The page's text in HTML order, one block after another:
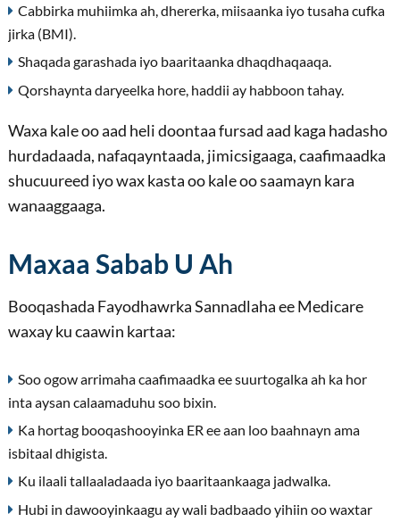
Cabbirka muhiimka ah, dhererka, miisaanka iyo tusaha cufka
jirka (BMI).
Shaqada garashada iyo baaritaanka dhaqdhaqaaqa.
Qorshaynta daryeelka hore, haddii ay habboon tahay.
Waxa kale oo aad heli doontaa fursad aad kaga hadasho
hurdadaada, nafaqayntaada, jimicsigaaga, caafimaadka
shucuureed iyo wax kasta oo kale oo saamayn kara
wanaaggaaga.
Maxaa Sabab U Ah
Booqashada Fayodhawrka Sannadlaha ee Medicare
waxay ku caawin kartaa:
Soo ogow arrimaha caafimaadka ee suurtogalka ah ka hor
inta aysan calaamaduhu soo bixin.
Ka hortag booqashooyinka ER ee aan loo baahnayn ama
isbitaal dhigista.
Ku ilaali tallaaladaada iyo baaritaankaaga jadwalka.
Hubi in dawooyinkaagu ay wali badbaado yihiin oo waxtar